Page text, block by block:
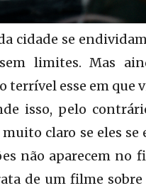
cidade se
limites. Mas
esse em que
isso, pelo
claro se eles
não aparecem no
de um filme